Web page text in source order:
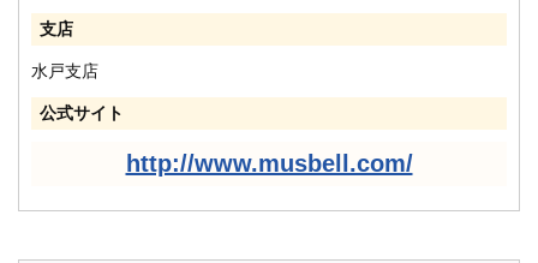
支店
水戸支店
公式サイト
http://www.musbell.com/